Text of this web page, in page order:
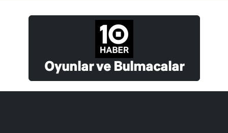
Oyunlar ve Bulmacalar